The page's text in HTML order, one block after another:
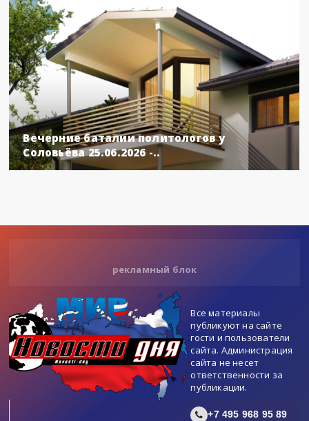
Вечерние баталии политологов у
Соловьёва 25.06.2026 -..
рекламный блок
Все материалы
публикуют на сайте
гости и пользователи
сайта. Администрация
сайта не несет
ответственности за
публикации.
+7 495 968 95 89